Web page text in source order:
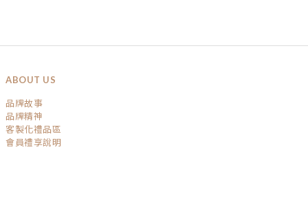
ABOUT US
品牌故事
品牌精神
客製化禮品區
會員禮享說明